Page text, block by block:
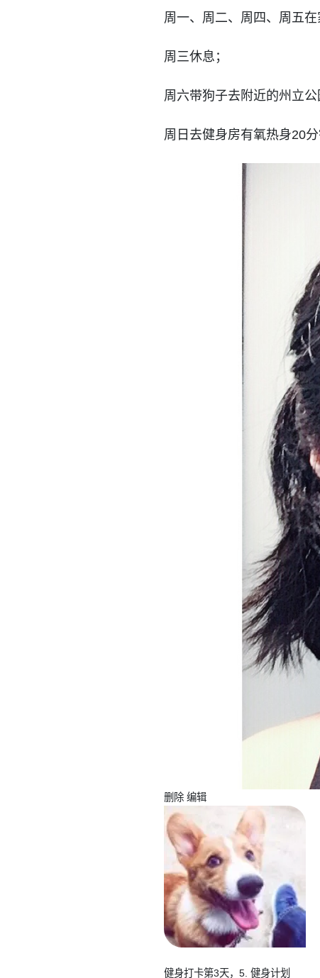
周一、周二、周四、周五
周三休息；
周六带狗子去附近的州立公
周日去健身房有氧热身20分
删除 编辑
健身打卡第3天，5. 健身计划